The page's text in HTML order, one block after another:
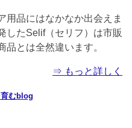
用品にはなかなか出会えま
したSelif（セリフ）は市販
とは全然違います。
⇒ もっと詳しく
むblog